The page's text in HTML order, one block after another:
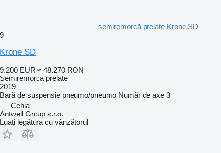
semiremorcă prelate Krone SD
9
Krone SD
9.200 EUR ≈ 48.270 RON
Semiremorcă prelate
2019
Bară de suspensie pneumo/pneumo Număr de axe 3
Cehia
Antwell Group s.r.o.
Luați legătura cu vânzătorul